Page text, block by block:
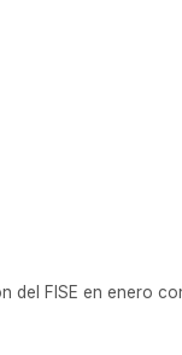
del FISE en enero